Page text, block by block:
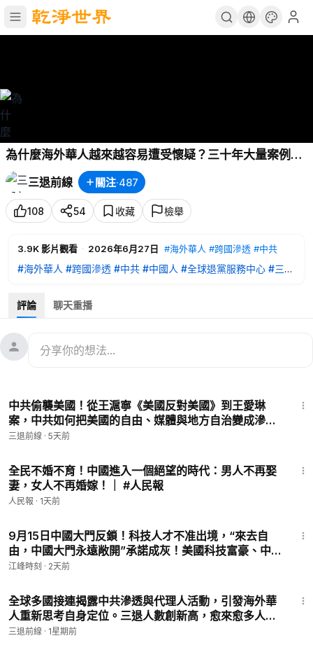
為什麼海外華人越來越容易遭受懷疑？三十年大量案例揭
示，一個政權如何利用犯罪、統戰與跨國滲透，把全體中
國人推向國際輿論的風口浪尖｜【
三退前線 關注·487
108 54 收藏 檢舉
3.9K影片觀看 · 2026年6月27日 #海外華人 #跨國滲透 #中共
#海外華人 #跨國滲透 #中共 #中國人 #全球退黨服務中心 #三退
中共如何系統性地污名化“中國人”身份
這是一份讓人讀完之後久久不能平靜的報告。它的數據來自美國
的起訴書和判決書。
但它所描述的，是一個至今仍然被大多數海外華人所忽視、所回
在美國，“中國人犯罪”的標籤從哪裡來？是誰在美國境內建立了
間諜網絡、追殺異見人士、輸出毒品化學品、操控社交媒體？是
不是。三十年的司法記錄給出了一個清晰得令人心寒的答案：是
中國共產黨。
而最殘酷的諷刺是——中共製造了所有這些罪行，卻讓無辜的海
外華人替它承擔了所有後果。
一、海外華人，其實是美國最守法的族群之一
評論 聊天重播
中共偷襲美國！從王滬寧《美國反對美國》到王愛琳
案，中共如何把美國的自由、媒體與地方自治變成滲透
工具？一場策劃數十年的超限戰正在展開。｜【#三退
三退前線 · 5天前
全民不婚不育！中國進入一個絕望的時代：男人不再娶
妻，女人不再婚嫁！｜ #人民報
人民報 · 1天前
9月15日中國大門反鎖！科技人才不准出境，“來去自
由，中國大門永遠敞開”承諾成灰！美國科技富豪、中國
石油科技之父蕭光琰悲劇重演？【歷史上的今天
江峰時刻 · 2天前
全球多國接連揭露中共滲透與代理人活動，引發海外華
人重新思考自身定位。三退人數創新高，愈來愈多人選
擇與中共切割、劃清界限。｜【#三退前線】
三退前線 · 1星期前